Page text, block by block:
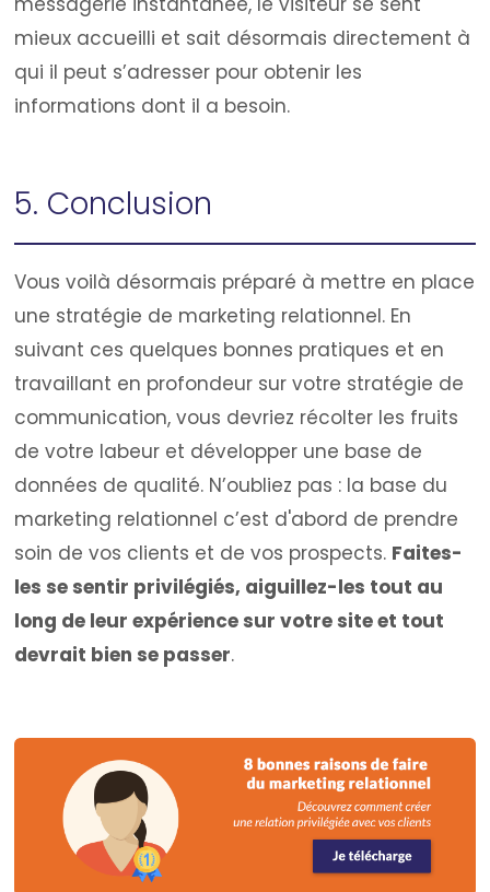
mieux accueilli et sait désormais directement à
qui il peut s’adresser pour obtenir les
informations dont il a besoin.
5. Conclusion
Vous voilà désormais préparé à mettre en place
une stratégie de marketing relationnel. En
suivant ces quelques bonnes pratiques et en
travaillant en profondeur sur votre stratégie de
communication, vous devriez récolter les fruits
de votre labeur et développer une base de
données de qualité. N’oubliez pas : la base du
marketing relationnel c’est d'abord de prendre
soin de vos clients et de vos prospects. Faites-
les se sentir privilégiés, aiguillez-les tout au
long de leur expérience sur votre site et tout
devrait bien se passer.